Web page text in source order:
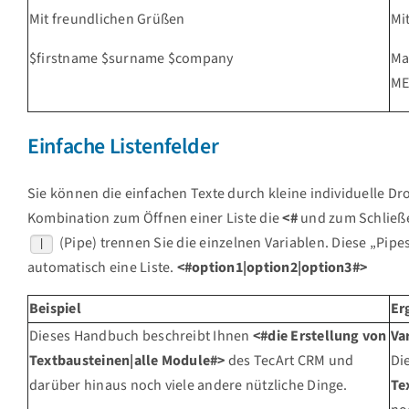
Mit freundlichen Grüßen
$firstname $surname $company
Einfache Listenfelder
Sie können die einfachen Texte durch kleine individuelle
Kombination zum Öffnen einer Liste die<#und zum
(Pipe) trennen Sie die einzelnen Variablen. Diese
automatisch eine Liste. <#option1|option2|option3#>
Beispiel
Dieses Handbuch beschreibt Ihnen <#die Erstellung von
Textbausteinen|alle Module#>des TecArt CRM und
darüber hinaus noch viele andere nützliche Dinge.